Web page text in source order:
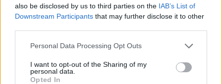
also be disclosed by us to third parties on the IAB’s List of
Downstream Participants that may further disclose it to other
Personal Data Processing Opt Outs
I want to opt-out of the Sharing of my
personal data.
Opted In